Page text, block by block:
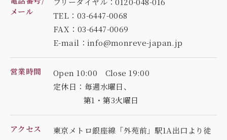
メール
TEL：03-6447-0068
FAX：03-6447-0069
E-mail：info@monreve-japan.jp
営業時間
Open 10:00 Close 19:00
定休日：毎週水曜日、
第1・第3火曜日
アクセス
東京メトロ銀座線「外苑前」駅1A出口より徒